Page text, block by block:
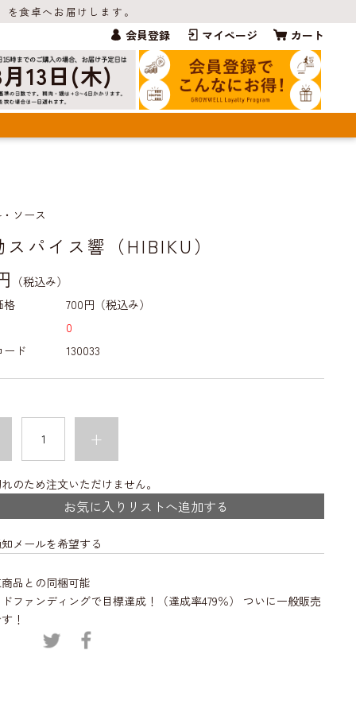
食卓へお届けします。
会員登録 マイページ カート
13日(木)
ソース
スパイス響（HIBIKU）
（税込み）
格
700円 （税込み）
0
ード
130033
+
のため注文いただけません。
お気に入りリストへ追加する
メールを希望する
品との同梱可能
ファンディングで目標達成！（達成率479％） ついに一般販売
！